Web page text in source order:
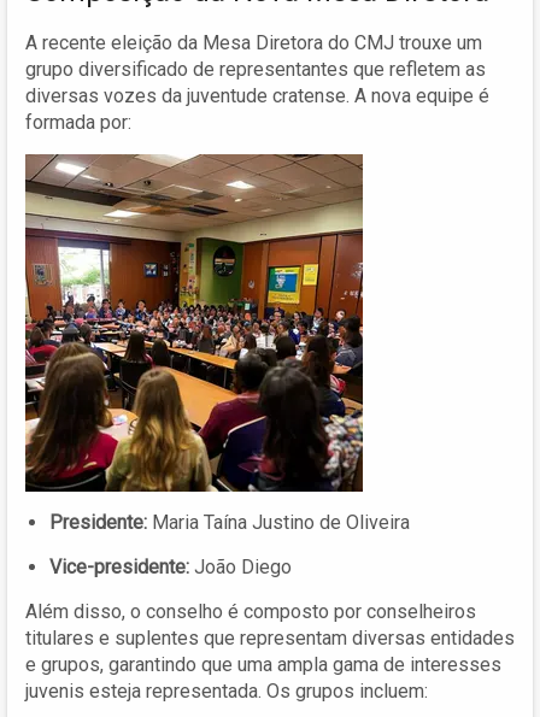
A recente eleição da Mesa Diretora do CMJ trouxe um
grupo diversificado de representantes que refletem as
diversas vozes da juventude cratense. A nova equipe é
formada por:
Presidente: Maria Taína Justino de Oliveira
Vice-presidente: João Diego
Além disso, o conselho é composto por conselheiros
titulares e suplentes que representam diversas entidades
e grupos, garantindo que uma ampla gama de interesses
juvenis esteja representada. Os grupos incluem: